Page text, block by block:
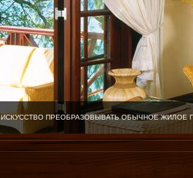
ИСКУССТВО ПРЕОБРАЗОВЫВАТЬ ОБЫЧНОЕ